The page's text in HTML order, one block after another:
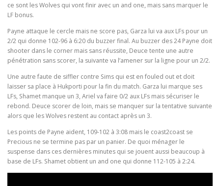
ce sont les Wolves qui vont finir avec un and one, mais sans marquer le
LF bonus.
Payne attaque le cercle mais ne score pas, Garza lui va aux LFs pour un
2/2 qui donne 102-96 à 6:20 du buzzer final. Au buzzer des 24 Payne doit
shooter dans le corner mais sans réussite, Deuce tente une autre
pénétration sans scorer, la suivante va l’amener sur la ligne pour un 2/2.
Une autre faute de siffler contre Sims qui est en fouled out et doit
laisser sa place à Hukporti pour la fin du match. Garza lui marque ses
LFs, Shamet manque un 3, Ariel va faire 0/2 aux LFs mais sécuriser le
rebond. Deuce scorer de loin, mais se manquer sur la tentative suivante
alors que les Wolves restent au contact après un 3.
Les points de Payne aident, 109-102 à 3:08 mais le coast2coast se
Precious ne se termine pas par un panier. De quoi ménager le
suspense dans ces dernières minutes qui se jouent aussi beaucoup à
base de LFs. Shamet obtient un and one qui donne 112-105 à 2:24.